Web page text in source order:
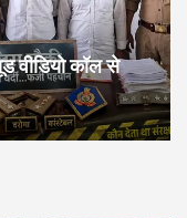
वीडियो कॉल से